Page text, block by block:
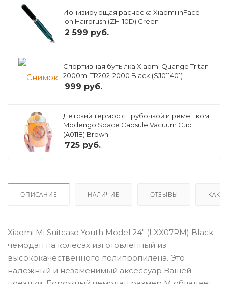
Ионизирующая расческа Xiaomi inFace
Ion Hairbrush (ZH-10D) Green
2 599 руб.
Спортивная бутылка Xiaomi Quange Tritan
2000ml TR202-2000 Black (SJ011401)
999 руб.
Детский термос с трубочкой и ремешком
Modengo Space Capsule Vacuum Cup
(A0118) Brown
725 руб.
ОПИСАНИЕ НАЛИЧИЕ ОТЗЫВЫ КАК
Xiaomi Mi Suitcase Youth Model 24" (LXX07RM) Black -
чемодан на колесах изготовленный из
высококачественного полипропилена. Это
надежный и незаменимый аксессуар Вашей